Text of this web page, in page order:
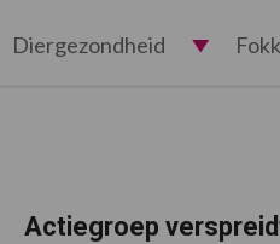
Diergezondheid
Actiegroep